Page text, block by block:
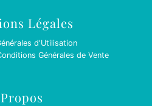
Légales
d'Utilisation
Générales de Vente